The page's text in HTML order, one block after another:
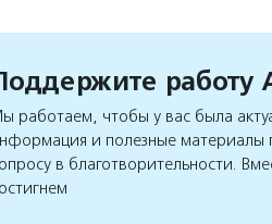
работу
работаем, чтобы у вас была
и полезные материалы
в благотворительности.